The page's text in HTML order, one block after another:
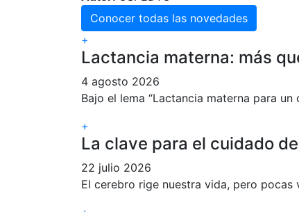
Conocer todas las novedades
+
Lactancia materna: más
4 agosto 2026
Bajo el lema “Lactancia materna para
+
La clave para el cuidado
22 julio 2026
El cerebro rige nuestra vida, pero